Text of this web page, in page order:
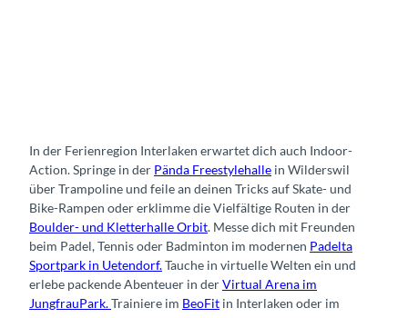
In der Ferienregion Interlaken erwartet dich auch Indoor-
Action. Springe in der Pända Freestylehalle in Wilderswil
über Trampoline und feile an deinen Tricks auf Skate- und
Bike-Rampen oder erklimme die Vielfältige Routen in der
Boulder- und Kletterhalle Orbit. Messe dich mit Freunden
beim Padel, Tennis oder Badminton im modernen Padelta
Sportpark in Uetendorf.Tauche in virtuelle Welten ein und
erlebe packende Abenteuer in derVirtual Arena im
JungfrauPark.Trainiere im BeoFit in Interlaken oder im